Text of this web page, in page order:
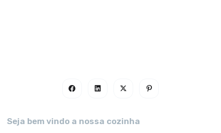
Seja bem vindo a nossa cozinha